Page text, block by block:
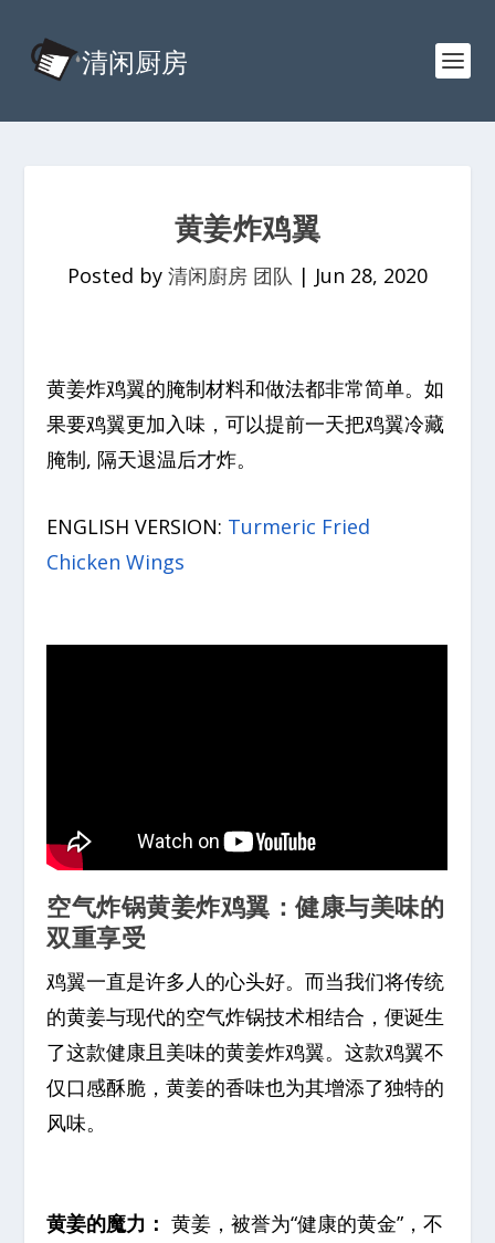
黄姜炸鸡翼
Posted by 清闲廚房 团队 | Jun 28, 2020
黄姜炸鸡翼的腌制材料和做法都非常简单。如
果要鸡翼更加入味，可以提前一天把鸡翼冷藏
腌制, 隔天退温后才炸。
ENGLISH VERSION: Turmeric Fried
Chicken Wings
空气炸锅黄姜炸鸡翼：健康与美味的
双重享受
鸡翼一直是许多人的心头好。而当我们将传统
的黄姜与现代的空气炸锅技术相结合，便诞生
了这款健康且美味的黄姜炸鸡翼。这款鸡翼不
仅口感酥脆，黄姜的香味也为其增添了独特的
风味。
黄姜的魔力： 黄姜，被誉为“健康的黄金”，不